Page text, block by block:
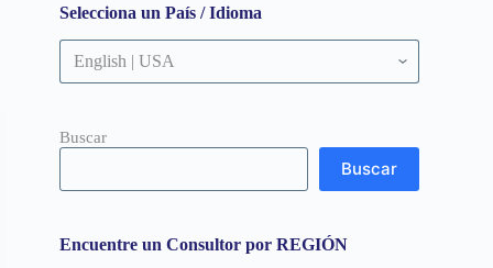
Selecciona un País / Idioma
Buscar
Buscar
Encuentre un Consultor por REGIÓN